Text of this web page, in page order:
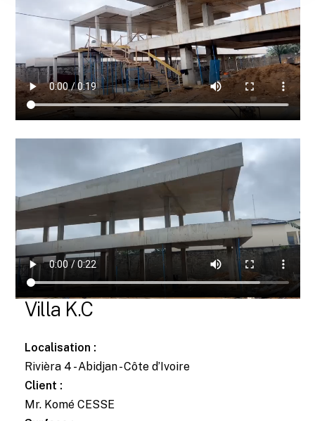
Villa K.C
Localisation :
Rivièra 4 - Abidjan - Côte d’Ivoire
Client :
Mr. Komé CESSE